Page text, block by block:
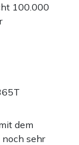
100.000
dem
noch sehr